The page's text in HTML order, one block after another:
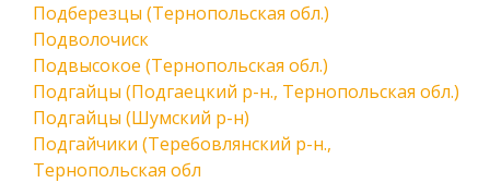
Подберезцы (Тернопольская обл.)
Подволочиск
Подвысокое (Тернопольская обл.)
Подгайцы (Подгаецкий р-н., Тернопольская обл.)
Подгайцы (Шумский р-н)
Подгайчики (Теребовлянский р-н.,
Тернопольская обл